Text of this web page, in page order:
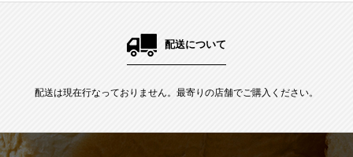
配送について
配送は現在行なっておりません。最寄りの店舗でご購入ください。